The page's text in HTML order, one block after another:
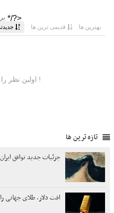
تازه ترین ها
جزئیات جدید توافق
افت دلار، طلای جهانی را به اوج ۷